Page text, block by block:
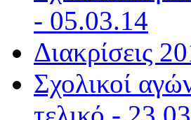
- 05.03.14
Διακρίσεις
Σχολικοί